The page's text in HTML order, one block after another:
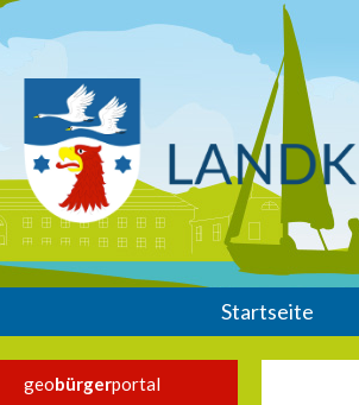
Startseite
geobürgerportal